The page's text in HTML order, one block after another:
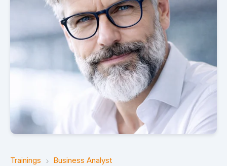
Trainings
Business Analyst